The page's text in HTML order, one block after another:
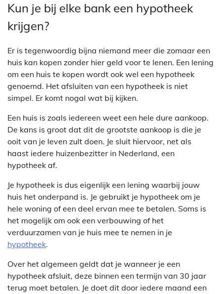
Kun je bij elke bank een hypotheek
krijgen?
Er is tegenwoordig bijna niemand meer die zomaar een
huis kan kopen zonder hier geld voor te lenen. Een lening
om een huis te kopen wordt ook wel een hypotheek
genoemd. Het afsluiten van een hypotheek is niet
simpel. Er komt nogal wat bij kijken.
Een huis is zoals iedereen weet een hele dure aankoop.
De kans is groot dat dit de grootste aankoop is die je
ooit van je leven zult doen. Je sluit hiervoor, net als
haast iedere huizenbezitter in Nederland, een
hypotheek af.
Je hypotheek is dus eigenlijk een lening waarbij jouw
huis het onderpand is. Je gebruikt je hypotheek om je
hele woning of een deel ervan mee te betalen. Soms is
het mogelijk om ook een verbouwing of het
verduurzamen van je huis mee te nemen in je
hypotheek.
Over het algemeen geldt dat je wanneer je een
hypotheek afsluit, deze binnen een termijn van 30 jaar
terug moet betalen. Je doet dit door iedere maand een